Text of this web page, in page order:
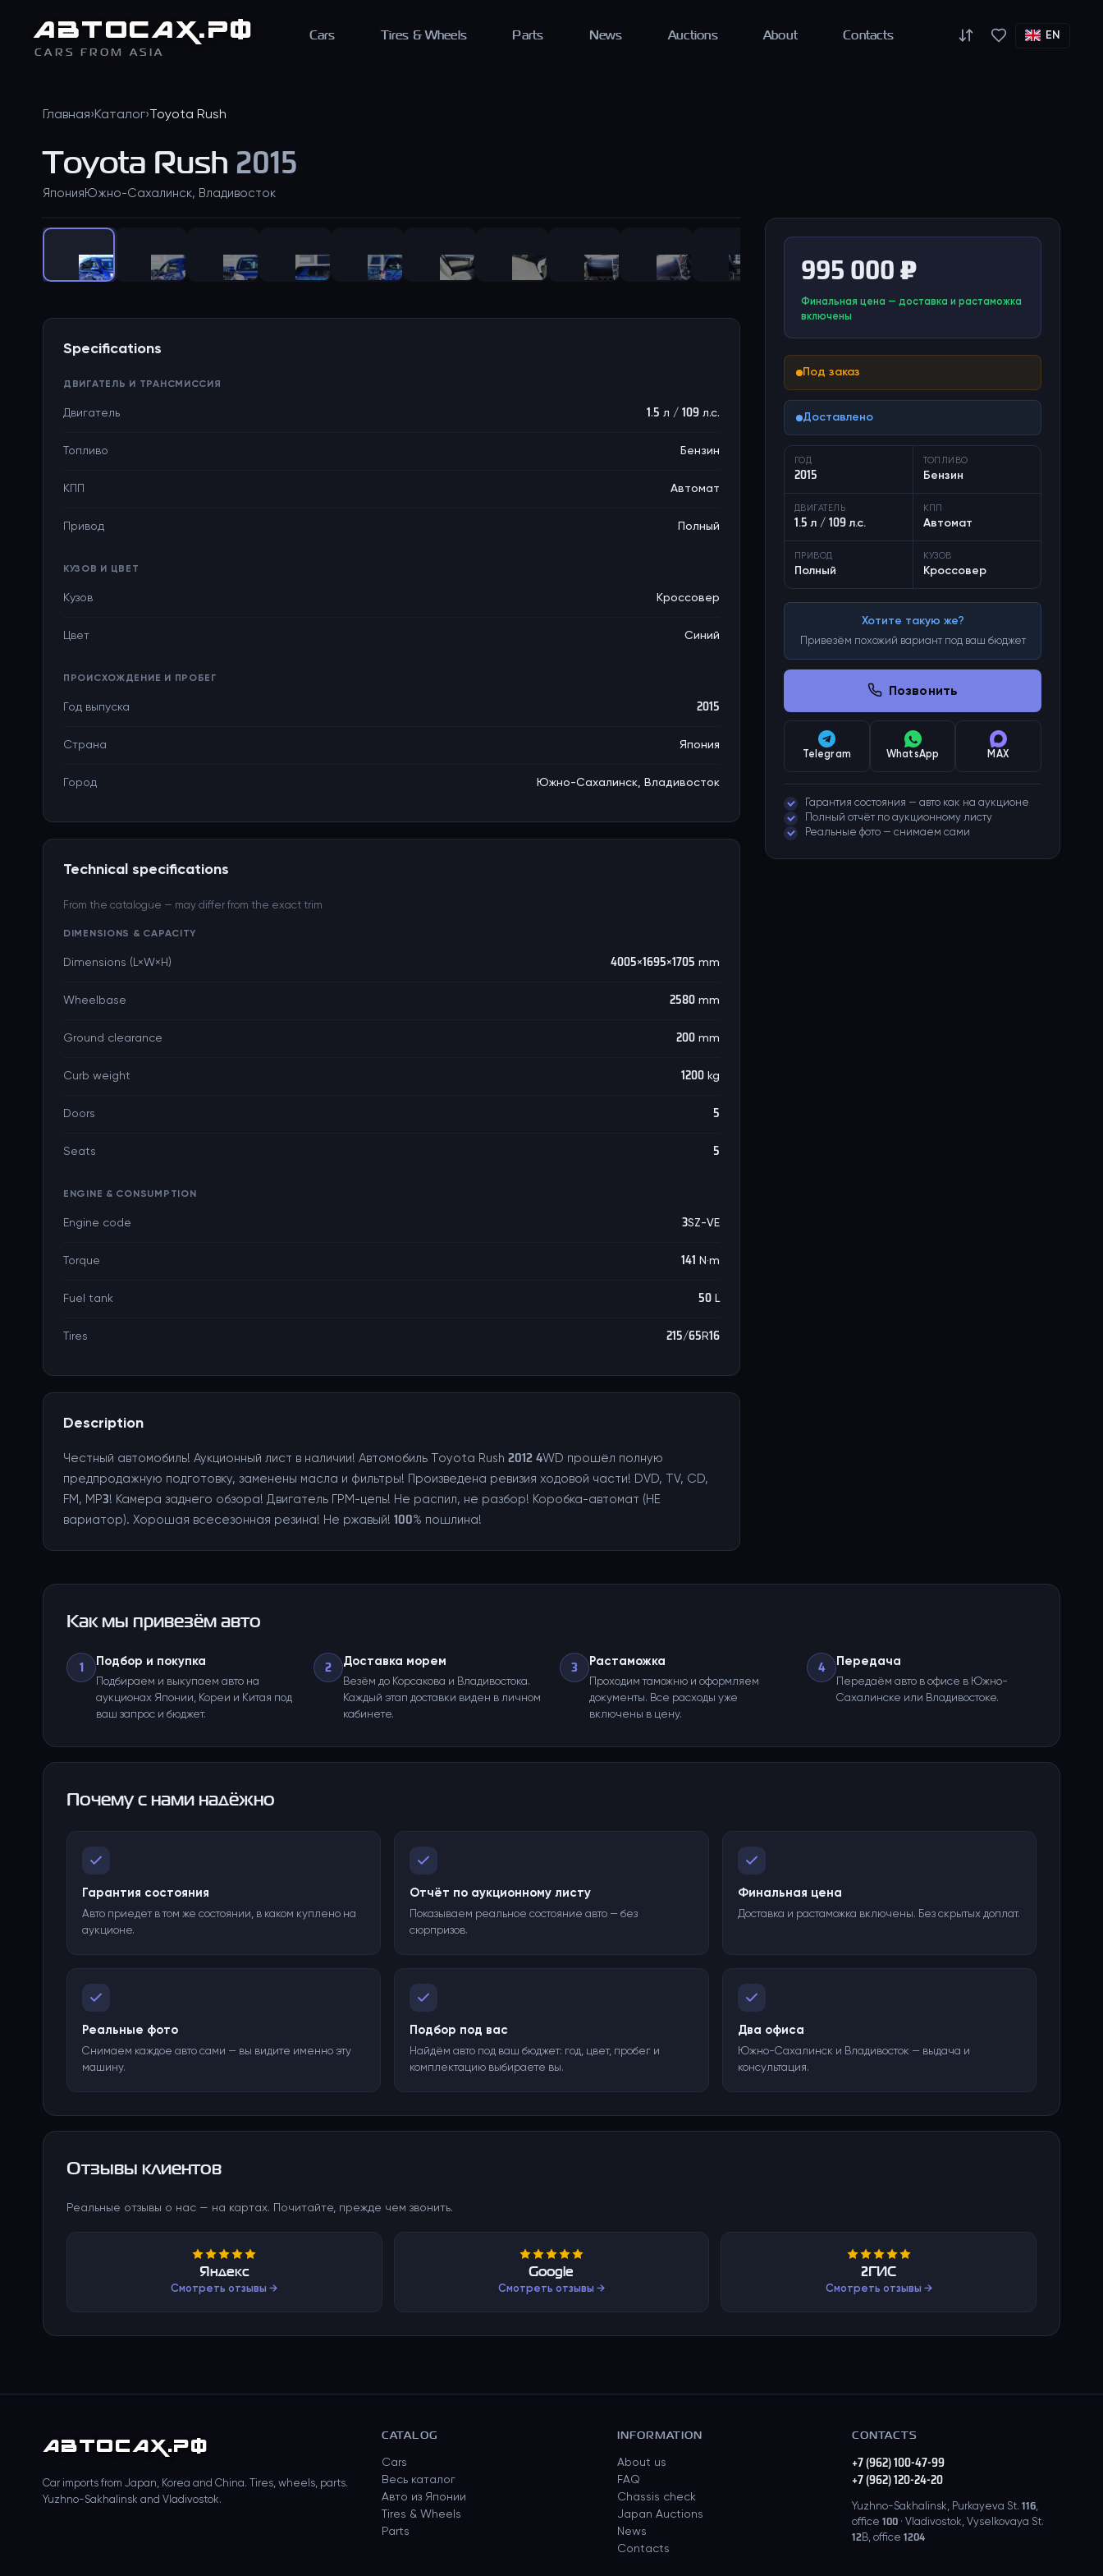
АВТОСАХ.РФ
CARS FROM ASIA
Cars Tires & Wheels Parts News Auctions About Contacts EN
Главная›Каталог› Toyota Rush
Toyota Rush 2015
Япония Южно-Сахалинск, Владивосток
995 000 ₽
Финальная цена — доставка и растаможка
включены
Под заказ
Доставлено
ГОД
2015
ТОПЛИВО
Бензин
ДВИГАТЕЛЬ
1.5 л / 109 л.с.
КПП
Автомат
ПРИВОД
Полный
КУЗОВ
Кроссовер
Хотите такую же?
Привезём похожий вариант под ваш бюджет
Позвонить
Telegram WhatsApp MAX
Гарантия состояния — авто как на аукционе
Полный отчёт по аукционному листу
Реальные фото — снимаем сами
Specifications
ДВИГАТЕЛЬ И ТРАНСМИССИЯ
Двигатель 1.5 л / 109 л.с.
Топливо Бензин
КПП Автомат
Привод Полный
КУЗОВ И ЦВЕТ
Кузов Кроссовер
Цвет Синий
ПРОИСХОЖДЕНИЕ И ПРОБЕГ
Год выпуска 2015
Страна Япония
Город Южно-Сахалинск, Владивосток
Technical specifications
From the catalogue — may differ from the exact trim
DIMENSIONS & CAPACITY
Dimensions (L×W×H) 4005×1695×1705 mm
Wheelbase 2580 mm
Ground clearance 200 mm
Curb weight 1200 kg
Doors 5
Seats 5
ENGINE & CONSUMPTION
Engine code 3SZ-VE
Torque 141 N·m
Fuel tank 50 L
Tires 215/65R16
Description
Честный автомобиль! Аукционный лист в наличии! Автомобиль Toyota Rush 2012 4WD прошёл полную
предпродажную подготовку, заменены масла и фильтры! Произведена ревизия ходовой части! DVD, TV, CD,
FM, MP3! Камера заднего обзора! Двигатель ГРМ-цепь! Не распил, не разбор! Коробка-автомат (НЕ
вариатор). Хорошая всесезонная резина! Не ржавый! 100% пошлина!
Как мы привезём авто
1 Подбор и покупка
Подбираем и выкупаем авто на
аукционах Японии, Кореи и Китая под
ваш запрос и бюджет.
2 Доставка морем
Везём до Корсакова и Владивостока.
Каждый этап доставки виден в личном
кабинете.
3 Растаможка
Проходим таможню и оформляем
документы. Все расходы уже
включены в цену.
4 Передача
Передаём авто в офисе в Южно-
Сахалинске или Владивостоке.
Почему с нами надёжно
Гарантия состояния
Авто приедет в том же состоянии, в каком куплено на
аукционе.
Отчёт по аукционному листу
Показываем реальное состояние авто — без
сюрпризов.
Финальная цена
Доставка и растаможка включены. Без скрытых доплат.
Реальные фото
Снимаем каждое авто сами — вы видите именно эту
машину.
Подбор под вас
Найдём авто под ваш бюджет: год, цвет, пробег и
комплектацию выбираете вы.
Два офиса
Южно-Сахалинск и Владивосток — выдача и
консультация.
Отзывы клиентов
Реальные отзывы о нас — на картах. Почитайте, прежде чем звонить.
Яндекс
Смотреть отзывы →
Google
Смотреть отзывы →
2ГИС
Смотреть отзывы →
АВТОСАХ.РФ
Car imports from Japan, Korea and China. Tires, wheels, parts.
Yuzhno-Sakhalinsk and Vladivostok.
CATALOG
Cars
Весь каталог
Авто из Японии
Tires & Wheels
Parts
INFORMATION
About us
FAQ
Chassis check
Japan Auctions
News
Contacts
CONTACTS
+7 (962) 100-47-99
+7 (962) 120-24-20
Yuzhno-Sakhalinsk, Purkayeva St. 116,
office 100 · Vladivostok, Vyselkovaya St.
12B, office 1204